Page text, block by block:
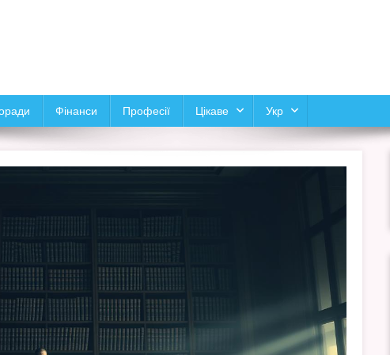
Фінанси Професії Цікаве Укр